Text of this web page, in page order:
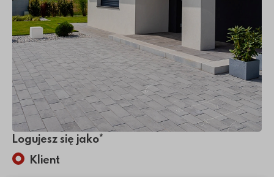
Logujesz się jako*
Klient